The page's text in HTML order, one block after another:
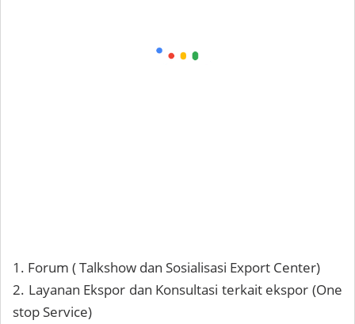
1. Forum ( Talkshow dan Sosialisasi Export Center)
2. Layanan Ekspor dan Konsultasi terkait ekspor (One
stop Service)